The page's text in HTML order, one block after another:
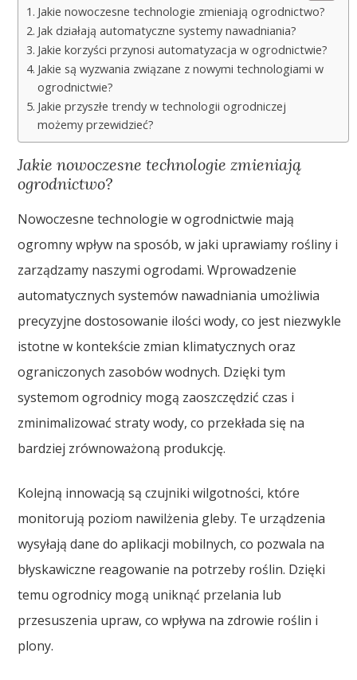
Jakie nowoczesne technologie zmieniają ogrodnictwo?
Jak działają automatyczne systemy nawadniania?
Jakie korzyści przynosi automatyzacja w ogrodnictwie?
Jakie są wyzwania związane z nowymi technologiami w
ogrodnictwie?
Jakie przyszłe trendy w technologii ogrodniczej
możemy przewidzieć?
Jakie nowoczesne technologie zmieniają
ogrodnictwo?
Nowoczesne technologie w ogrodnictwie mają
ogromny wpływ na sposób, w jaki uprawiamy rośliny i
zarządzamy naszymi ogrodami. Wprowadzenie
automatycznych systemów nawadniania umożliwia
precyzyjne dostosowanie ilości wody, co jest niezwykle
istotne w kontekście zmian klimatycznych oraz
ograniczonych zasobów wodnych. Dzięki tym
systemom ogrodnicy mogą zaoszczędzić czas i
zminimalizować straty wody, co przekłada się na
bardziej zrównoważoną produkcję.
Kolejną innowacją są czujniki wilgotności, które
monitorują poziom nawilżenia gleby. Te urządzenia
wysyłają dane do aplikacji mobilnych, co pozwala na
błyskawiczne reagowanie na potrzeby roślin. Dzięki
temu ogrodnicy mogą uniknąć przelania lub
przesuszenia upraw, co wpływa na zdrowie roślin i
plony.